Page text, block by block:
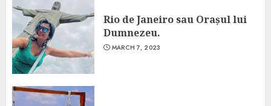
Rio de Janeiro sau Orașul lui
Dumnezeu.
MARCH 7, 2023